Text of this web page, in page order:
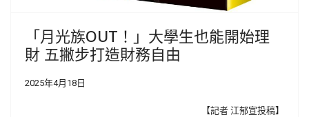
「月光族OUT！」大學生也能開始理
財 五撇步打造財務自由
2025年4月18日
【記者 江郁宣投稿】